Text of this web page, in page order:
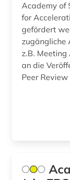
botanik (1)
Academy of
for
gefördert
zugängliche
z.B. Meeting
an die
Peer